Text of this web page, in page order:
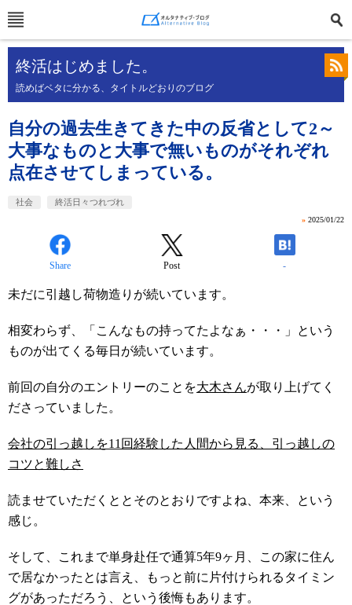
終活はじめました。
読めばベタに分かる、タイトルどおりのブログ
自分の過去生きてきた中の反省として2～
大事なものと大事で無いものがそれぞれ
点在させてしまっている。
社会 終活日々つれづれ
» 2025/01/22
Share Post -
未だに引越し荷物造りが続いています。
相変わらず、「こんなもの持ってたよなぁ・・・」という
ものが出てくる毎日が続いています。
前回の自分のエントリーのことを大木さんが取り上げてく
ださっていました。
会社の引っ越しを11回経験した人間から見る、引っ越しの
コツと難しさ
読ませていただくととそのとおりですよね、本来、という
感じ。
そして、これまで単身赴任で通算5年9ヶ月、この家に住ん
で居なかったとは言え、もっと前に片付けられるタイミン
グがあっただろう、という後悔もあります。